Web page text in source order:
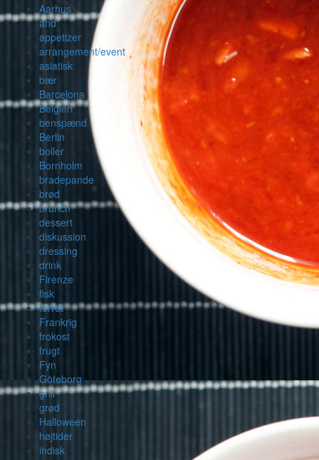
Aarhus
and
appetizer
arrangement/event
asiatisk
bær
Barcelona
Belgien
benspænd
Berlin
boller
Bornholm
bradepande
brød
brunch
dessert
diskussion
dressing
drink
Firenze
fisk
forret
Frankrig
frokost
frugt
Fyn
Göteborg
grill
grød
Halloween
højtider
indisk